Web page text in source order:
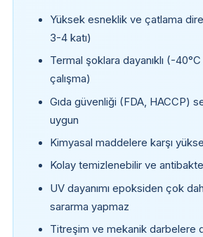
Yüksek esneklik ve çatlama
3-4 katı)
Termal şoklara dayanıklı (-40°C
çalışma)
Gıda güvenliği (FDA, HACCP)
uygun
Kimyasal maddelere karşı
Kolay temizlenebilir ve
UV dayanımı epoksiden çok
sararma yapmaz
Titreşim ve mekanik darbelere